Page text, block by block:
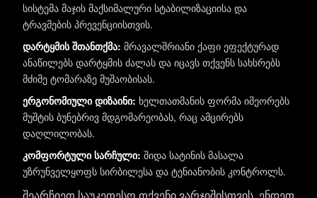
სისტემა მაჯის მაქსიმალური სტაბილიზაციისა და
ტრავმების პრევენციისთვის.
დარტყმის შთანთქმა: მრავალშრიანი ქაფი ეფექტურად
ანაწილებს დარტყმის ძალას და იცავს თქვენს სახსრებს
მძიმე ტომარაზე მუშაობისას.
ერგონომიული დიზაინი: ხელთათმანის ფორმა იმეორებს
მუშტის ბუნებრივ მდგომარეობას, რაც ამცირებს
დაღლილობას.
კომფორტული სარჩული: შიდა სატინის მასალა
უზრუნველყოფს სირბილესა და ტენიანობის კონტროლს.